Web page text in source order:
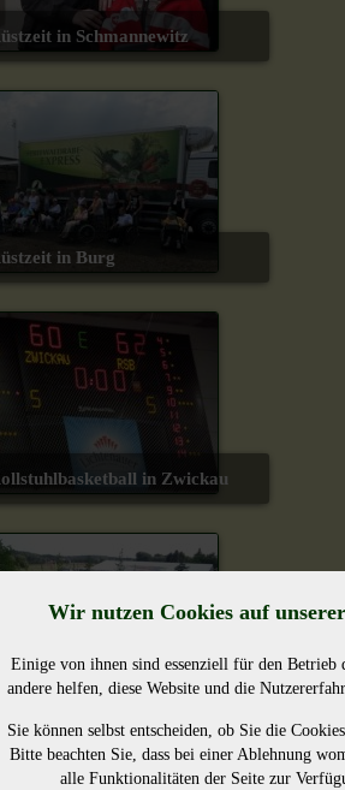
Rüstzeit in Schmannewitz
Rüstzeit in Burg
Rollstuhlbasketball in Zwickau
Landesgartenschau
Wir nutzen Cookies auf
Einige von ihnen sind essenziell für den Betrieb
andere helfen, diese Website und die
Sie können selbst entscheiden, ob Sie die
Bitte beachten Sie, dass bei einer Ablehnung
alle Funktionalitäten der Seite zur